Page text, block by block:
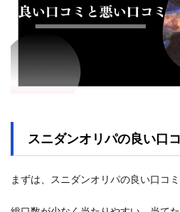
スニダンオリパの良い口
まずは、スニダンオリパの良い口コ